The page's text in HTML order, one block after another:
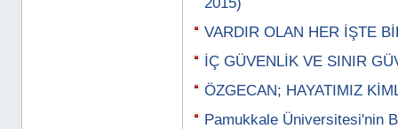
VARDIR OLAN HER İŞTE
İÇ GÜVENLİK VE SINIR
ÖZGECAN; HAYATIMIZ
Pamukkale Üniversitesi'nin